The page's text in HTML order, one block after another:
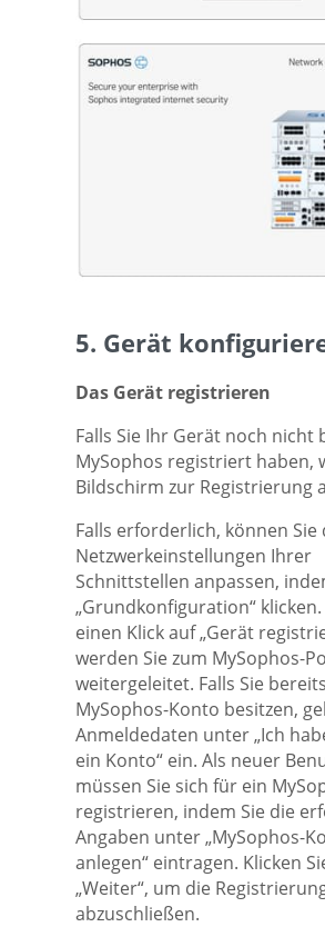
5. Gerät
Das Gerät registrieren
Falls Sie Ihr Gerät noch nicht
MySophos registriert haben,
Bildschirm zur Registrierung
Falls erforderlich, können Sie
Netzwerkeinstellungen Ihrer
Schnittstellen anpassen,
„Grundkonfiguration“
einen Klick auf „Gerät
werden Sie zum MySophos-
weitergeleitet. Falls Sie
MySophos-Konto besitzen,
Anmeldedaten unter „Ich
ein Konto“ ein. Als neuer
müssen Sie sich für ein
registrieren, indem Sie die
Angaben unter „MySophos-
anlegen“ eintragen. Klicken
„Weiter“, um die
abzuschließen.